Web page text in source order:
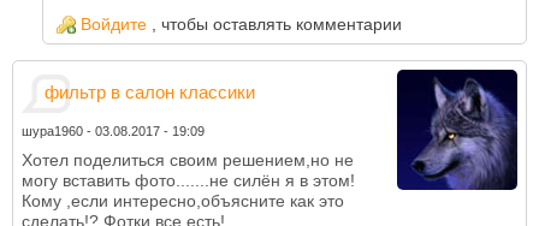
Войдите , чтобы оставлять комментарии
фильтр в салон классики
шура1960- 03.08.2017 - 19:09
Хотел поделиться своим решением,но не
могу вставить фото.......не силён я в этом!
Кому ,если интересно,объясните как это
сделать!? Фотки все есть!